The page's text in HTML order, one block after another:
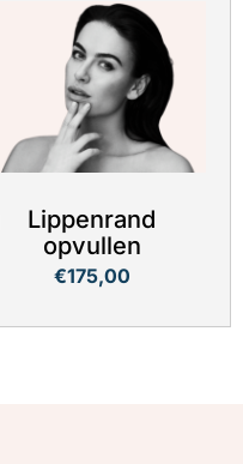
Lippenrand
opvullen
€175,00